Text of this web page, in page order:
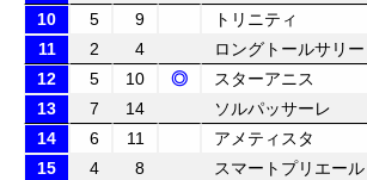
10
5 9 トリニティ
11
2 4 ロングトールサリー
12
5 10 ◎ スターアニス
13
7 14 ソルパッサーレ
14
6 11 アメティスタ
15
4 8 スマートプリエール